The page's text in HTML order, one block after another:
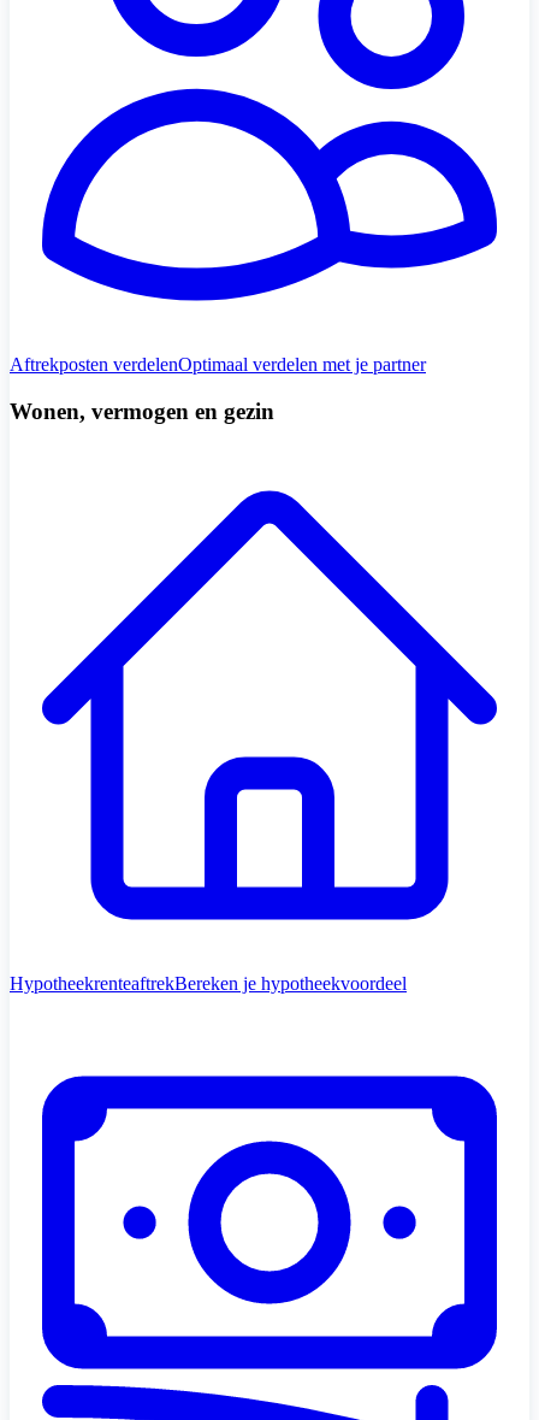
Aftrekposten verdelenOptimaal verdelen met je partner
Wonen, vermogen en gezin
HypotheekrenteaftrekBereken je hypotheekvoordeel